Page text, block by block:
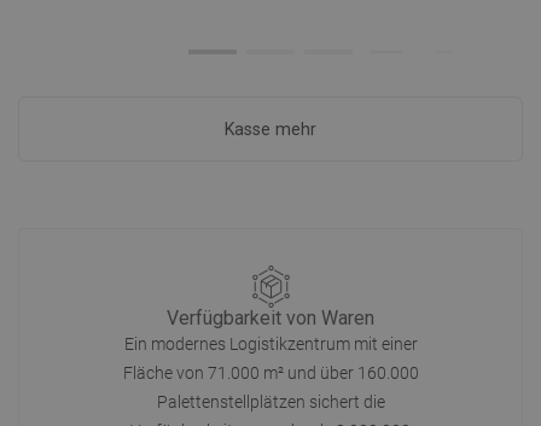
Kasse mehr
Verfügbarkeit von Waren
Ein modernes Logistikzentrum mit einer
Fläche von 71.000 m² und über 160.000
Palettenstellplätzen sichert die